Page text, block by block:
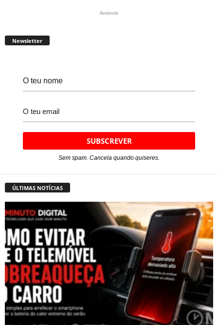
Anúncio
Newsletter
Sem spam. Cancela quando quiseres.
ÚLTIMAS NOTÍCIAS